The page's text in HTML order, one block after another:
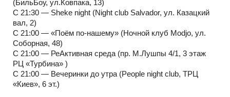
(БильБоу, ул.Ковпака, 13)
С 21:30 — Sheke night (Night club Salvador, ул. Казацкий
вал, 2)
С 21:00 — «Поём по-нашему» (Ночной клуб Modjo, ул.
Соборная, 48)
С 21:00 — РеАктивная среда (пр. М.Лушпы 4/1, 3 этаж
РЦ «Турбина» )
С 21:00 — Вечеринки до утра (People night club, ТРЦ
«Киев», 6 эт.)